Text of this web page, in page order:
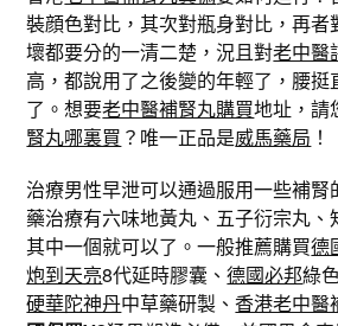
裝顔色對比，其次對瓶身對比，再者
壞都要分的一清二楚，況且對老中醫
高，都說用了之後變的年輕了，腰挺
了。想要老中醫補腎丸購買地址，請
腎丸哪裏買 ？唯一正品是威馬藥局 ！
治療男性早泄可以通過服用一些補腎
藥治療有六味地黃丸、五子衍宗丸、
其中一個就可以了。一般推薦購買德
炮到天亮8代延時膠囊、德國必邦綠
硬華陀神丹中草藥研製、香港老中醫